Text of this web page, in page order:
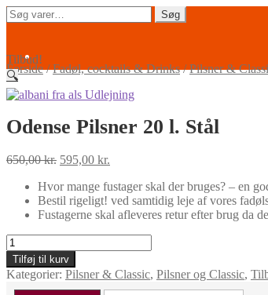
Spring
til
Spring
til
Søg
efter:
Søg
Forside/Fadøl, cocktails & Drinks/Pilsner &
Tilbud!
🔍
Odense Pilsner 20 l. Stål
650,00kr. Den
pris
var:
650,00 kr..
595,00 kr.
pris
er:
595,00 kr..
Hvor mange fustager skal der bruges? – en
Bestil rigeligt! ved samtidig leje af vores
Fustagerne skal afleveres retur efter brug da
Odense
Pilsner
20
l.
Tilføj til kurv
Kategorier: Pilsner & Classic, Pilsner og Classic,